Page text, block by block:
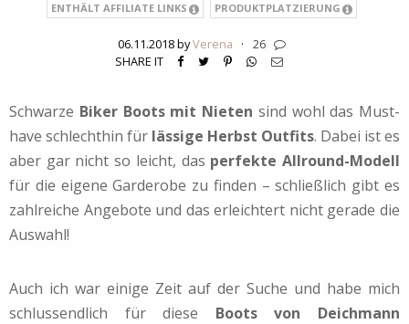
ENTHÄLT AFFILIATE LINKS PRODUKTPLATZIERUNG
06.11.2018 byVerena ·
26
SHARE IT
Schwarze Biker Boots mit Nieten sind wohl das Must-
have schlechthin für lässige Herbst Outfits. Dabei ist es
aber gar nicht so leicht, das perfekte Allround-Modell
für die eigene Garderobe zu finden – schließlich gibt es
zahlreiche Angebote und das erleichtert nicht gerade die
Auswahl!
Auch ich war einige Zeit auf der Suche und habe mich
schlussendlich für diese Boots von Deichmann